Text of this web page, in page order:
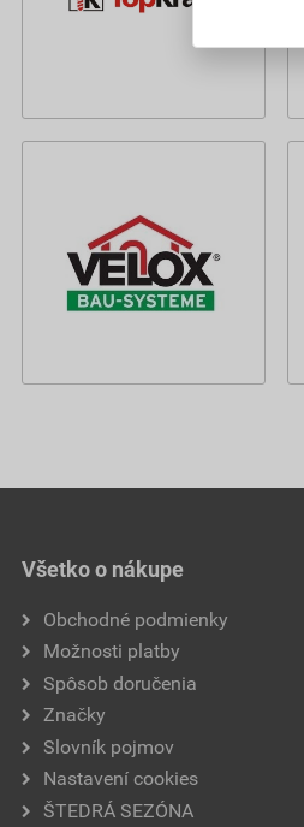
Všetko o nákupe
Obchodné podmienky
Možnosti platby
Spôsob doručenia
Značky
Slovník pojmov
Nastavení cookies
ŠTEDRÁ SEZÓNA